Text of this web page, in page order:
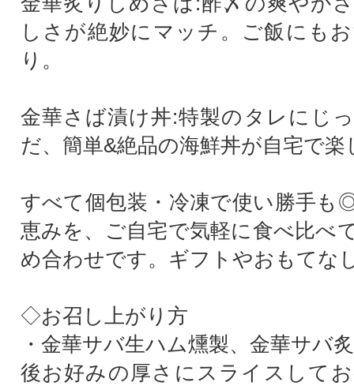
しさが絶妙にマッチ。ご飯にも
り。
金華さば漬け丼:特製のタレにじ
だ、簡単&絶品の海鮮丼が自宅で楽
すべて個包装・冷凍で使い勝手も
恵みを、ご自宅で気軽に食べ比べ
め合わせです。ギフトやおもてな
◇お召し上がり方
・金華サバ生ハム燻製、金華サバ
後お好みの厚さにスライスして